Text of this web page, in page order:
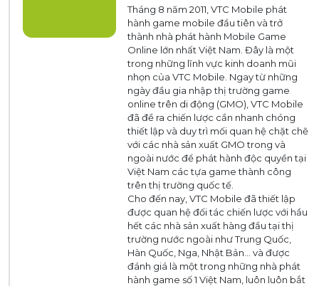
Tháng 8 năm 2011, VTC Mobile phát
hành game mobile đầu tiên và trở
thành nhà phát hành Mobile Game
Online lớn nhất Việt Nam. Đây là một
trong những lĩnh vực kinh doanh mũi
nhọn của VTC Mobile. Ngay từ những
ngày đầu gia nhập thị trường game
online trên di động (GMO), VTC Mobile
đã đề ra chiến lược cần nhanh chóng
thiết lập và duy trì mối quan hệ chặt chẽ
với các nhà sản xuất GMO trong và
ngoài nước để phát hành độc quyền tại
Việt Nam các tựa game thành công
trên thị trường quốc tế.
Cho đến nay, VTC Mobile đã thiết lập
được quan hệ đối tác chiến lược với hầu
hết các nhà sản xuất hàng đầu tại thị
trường nước ngoài như Trung Quốc,
Hàn Quốc, Nga, Nhật Bản… và được
đánh giá là một trong những nhà phát
hành game số 1 Việt Nam, luôn luôn bắt